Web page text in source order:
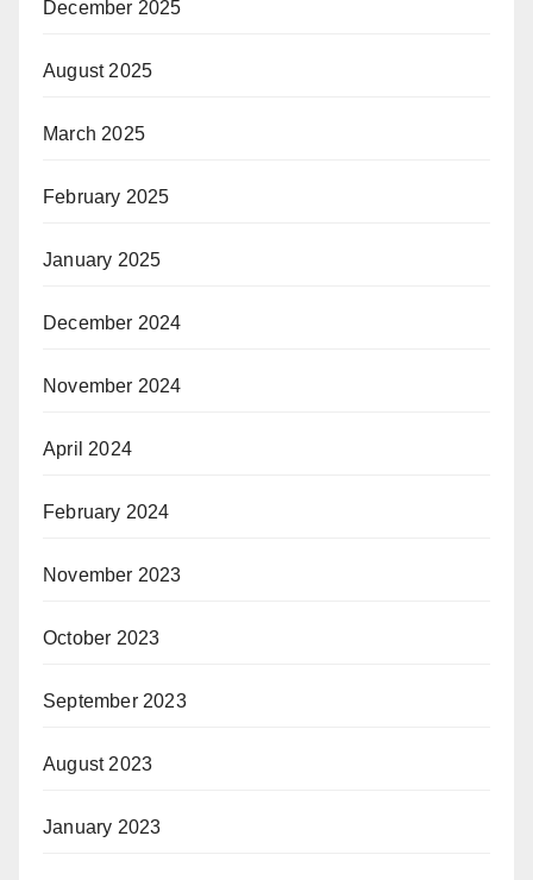
December 2025
August 2025
March 2025
February 2025
January 2025
December 2024
November 2024
April 2024
February 2024
November 2023
October 2023
September 2023
August 2023
January 2023